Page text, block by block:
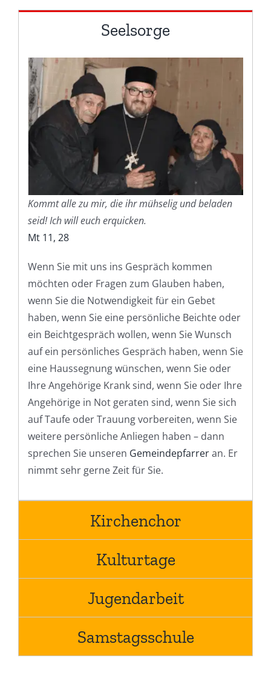
Seelsorge
Kommt alle zu mir, die ihr mühselig und beladen
seid! Ich will euch erquicken.
Mt 11, 28
Wenn Sie mit uns ins Gespräch kommen
möchten oder Fragen zum Glauben haben,
wenn Sie die Notwendigkeit für ein Gebet
haben, wenn Sie eine persönliche Beichte oder
ein Beichtgespräch wollen, wenn Sie Wunsch
auf ein persönliches Gespräch haben, wenn Sie
eine Haussegnung wünschen, wenn Sie oder
Ihre Angehörige Krank sind, wenn Sie oder Ihre
Angehörige in Not geraten sind, wenn Sie sich
auf Taufe oder Trauung vorbereiten, wenn Sie
weitere persönliche Anliegen haben – dann
sprechen Sie unseren Gemeindepfarreran. Er
nimmt sehr gerne Zeit für Sie.
Kirchenchor
Kulturtage
Jugendarbeit
Samstagsschule